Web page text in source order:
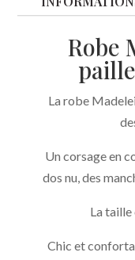
ClassiqueRobe
La robe
Un corsage en
dos nu, des
La taille
Chic et